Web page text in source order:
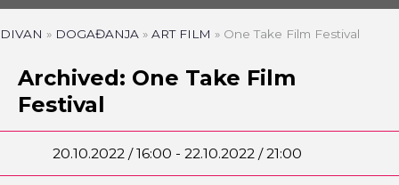
DIVAN » DOGAĐANJA » ART FILM » One Take Film Festival
Archived: One Take Film
Festival
20.10.2022 / 16:00 - 22.10.2022 / 21:00